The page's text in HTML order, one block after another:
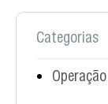
Categorias
Operação